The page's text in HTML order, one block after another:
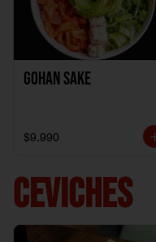
Gohan Sake
$9.990
CEVICHES